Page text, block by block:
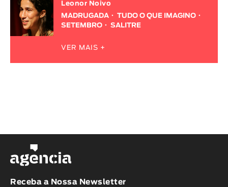
Leonor Noivo
MADRUGADA
TUDO O QUE IMAGINO
SETEMBRO
SALITRE
VER MAIS +
Receba a Nossa Newsletter